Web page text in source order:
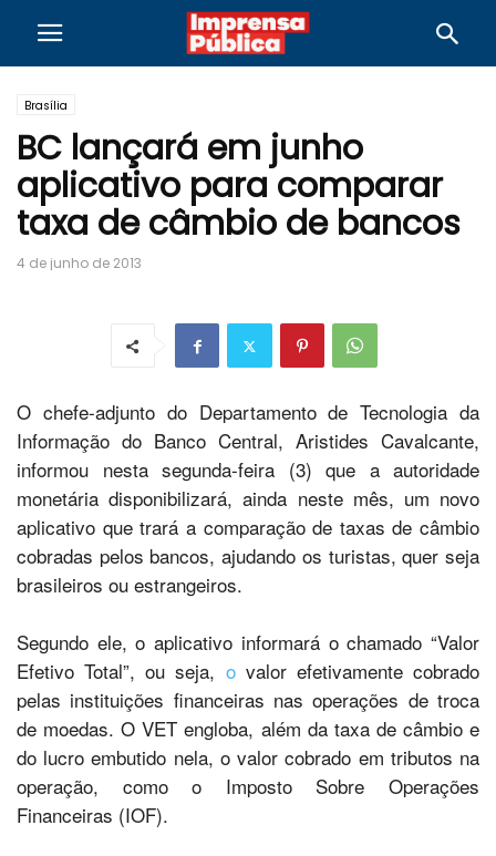
Brasília
BC lançará em junho
aplicativo para comparar
taxa de câmbio de bancos
4 de junho de 2013
O chefe-adjunto do Departamento de Tecnologia da
Informação do Banco Central, Aristides Cavalcante,
informou nesta segunda-feira (3) que a autoridade
monetária disponibilizará, ainda neste mês, um novo
aplicativo que trará a comparação de taxas de câmbio
cobradas pelos bancos, ajudando os turistas, quer seja
brasileiros ou estrangeiros.
Segundo ele, o aplicativo informará o chamado “Valor
Efetivo Total”, ou seja, o valor efetivamente cobrado
pelas instituições financeiras nas operações de troca
de moedas. O VET engloba, além da taxa de câmbio e
do lucro embutido nela, o valor cobrado em tributos na
operação, como o Imposto Sobre Operações
Financeiras (IOF).